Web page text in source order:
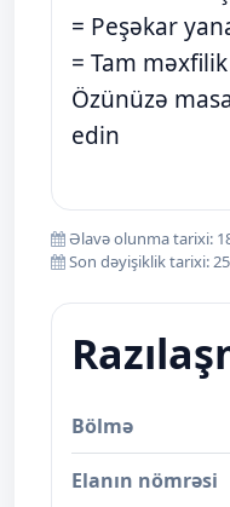
= Peşəkar
= Tam
Özünüzə
edin
Əlavə olunma tarixi:
Son dəyişiklik tarixi:
Bölmə
Elanın nömrəsi